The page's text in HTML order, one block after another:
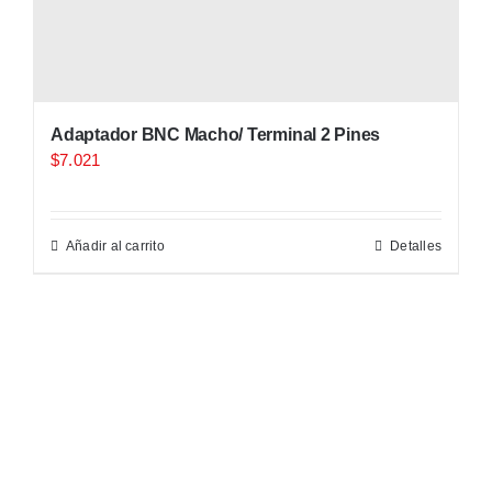
Adaptador BNC Macho/ Terminal 2 Pines
$7.021
Añadir al carrito Detalles